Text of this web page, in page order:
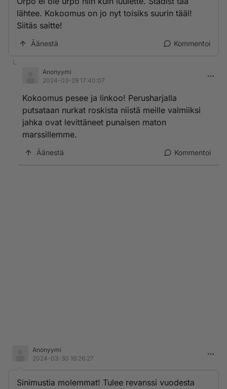
lähtee. Kokoomus on jo nyt toisiks suurin tääl!
Siitäs saitte!
Äänestä Kommentoi
Anonyymi
2024-03-29 17:40:07
Kokoomus pesee ja linkoo! Perusharjalla
putsataan nurkat roskista niistä meille valmiiksi
jahka ovat levittäneet punaisen maton
marssillemme.
Äänestä Kommentoi
Anonyymi
2024-03-30 16:26:27
Sinimustia molemmat! Tulee revanssi vuodesta